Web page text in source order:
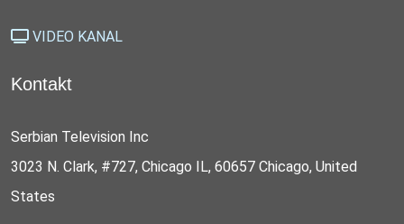
VIDEO KANAL
Kontakt
Serbian Television Inc
3023 N. Clark, #727, Chicago IL, 60657 Chicago, United
States